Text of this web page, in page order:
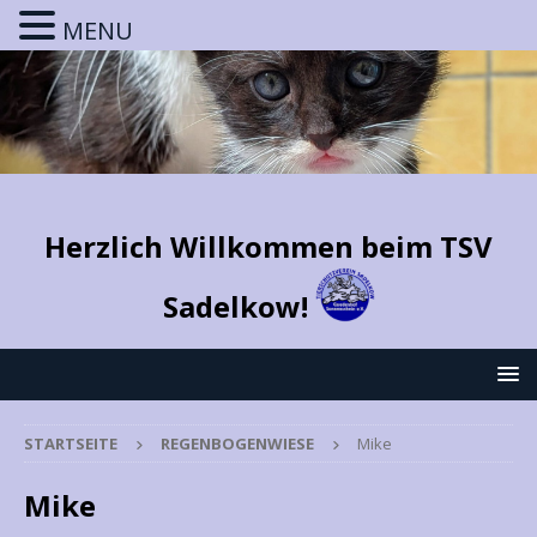
Herzlich Willkommen beim TSV
Sadelkow!
STARTSEITE REGENBOGENWIESE Mike
Mike
MENU